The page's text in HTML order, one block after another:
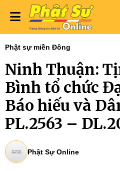
Phật sự miền Đông
Ninh Thuận:
Bình tổ chức
Báo hiếu và
PL.2563 –
Phật Sự Online